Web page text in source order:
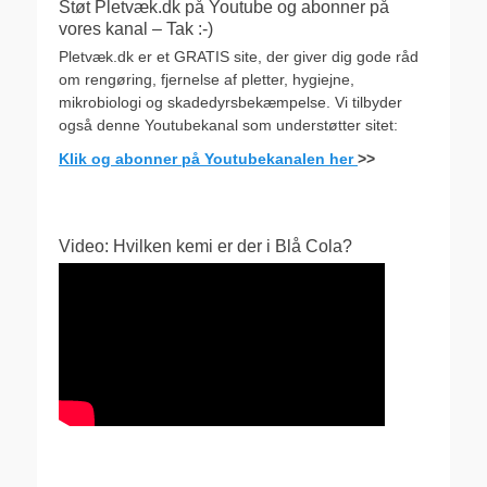
Støt Pletvæk.dk på Youtube og abonner på
vores kanal – Tak :-)
Pletvæk.dk er et GRATIS site, der giver dig gode råd
om rengøring, fjernelse af pletter, hygiejne,
mikrobiologi og skadedyrsbekæmpelse. Vi tilbyder
også denne Youtubekanal som understøtter sitet:
Klik og abonner på Youtubekanalen her>>
Video: Hvilken kemi er der i Blå Cola?